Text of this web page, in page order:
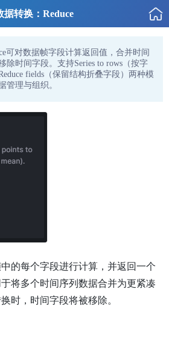
据转换：Reduce
可对数据帧字段计算返回值，合并时间
除时间字段。支持Series to rows（按字
fields（保留结构折叠字段）两种模
管理与组织。
的每个字段进行计算，并返回一个
将多个时间序列数据合并为更紧凑
时，时间字段将被移除。